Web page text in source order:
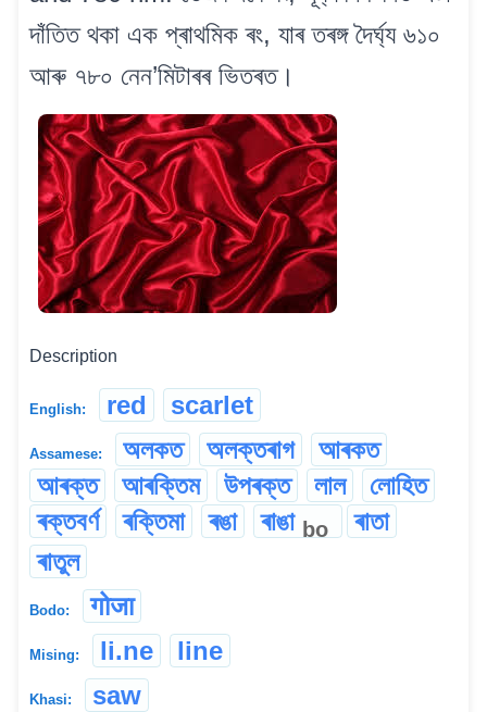
দাঁতিত থকা এক প্ৰাথমিক ৰং, যাৰ তৰঙ্গ দৈৰ্ঘ্য ৬১০
আৰু ৭৮০ নেন’মিটাৰৰ ভিতৰত।
Description
English: red scarlet
Assamese: অলকত অলক্তৰাগ
আৰকত
আৰক্ত
আৰক্তিম উপৰক্ত লাল
লোহিত
ৰক্তবৰ্ণ
ৰক্তিমা ৰঙা ৰাঙা bo
ৰাতা
ৰাতুল
Bodo: गोजा
Mising: li.ne line
Khasi: saw